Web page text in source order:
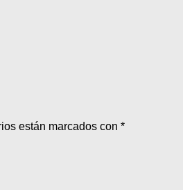
están marcados con *